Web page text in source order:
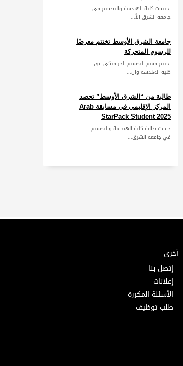
اختتمت كلية الهندسة والتصميم في
جامعة الشرق الأ...
جامعة الشرق الأوسط تختتم معرضًا
للرسوم المتحركة
اختتم قسم التصميم الجرافيكي في
كلية الهندسة وال...
طالبة من “الشرق الأوسط” تحصد
المركز الإقليمي في مسابقة Arab
StarPack Student 2025
حققت طالبة كلية الهندسة والتصميم
في جامعة الشرق...
أخرى
إتصل بنا
إعلانات
الأسئلة المكررة
طلب توظيف